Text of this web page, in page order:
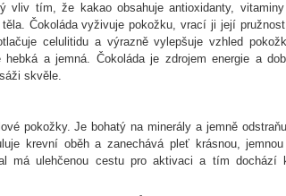
vliv tím, že kakao obsahuje antioxidanty,
Čokoláda vyživuje pokožku, vrací ji její
celulitidu a výrazně vylepšuje vzhled
a jemná. Čokoláda je zdrojem energie a
skvěle.
pokožky. Je bohatý na minerály a jemně
krevní oběh a zanechává pleť krásnou,
má ulehčenou cestu pro aktivaci a tím dochází